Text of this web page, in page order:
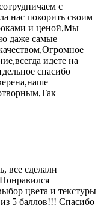
с
нас покорить своим
и ценой,Мы
даже самые
идете на
спасибо
все сделали
цвета и текстуры
5 баллов!!! Спасибо